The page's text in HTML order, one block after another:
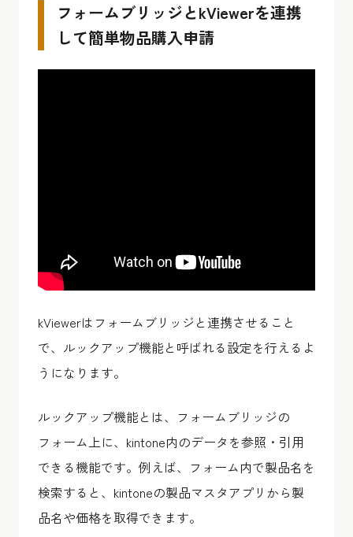
フォームブリッジとkViewerを連携
して簡単物品購入申請
kViewerはフォームブリッジと連携させること
で、ルックアップ機能と呼ばれる設定を行えるよ
うになります。
ルックアップ機能とは、フォームブリッジの
フォーム上に、kintone内のデータを参照・引用
できる機能です。例えば、フォーム内で製品名を
検索すると、kintoneの製品マスタアプリから製
品名や価格を取得できます。